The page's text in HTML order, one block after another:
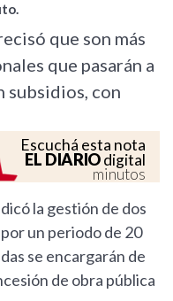
que son más
que pasarán a
subsidios, con
Escuchá esta nota
EL DIARIOdigital
minutos
la gestión de dos
un periodo de 20
se encargarán de
de obra pública